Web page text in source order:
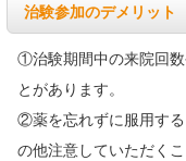
治験参加のデメリット
①治験期間中の来院回数
とがあります。
②薬を忘れずに服用す
の他注意していただく